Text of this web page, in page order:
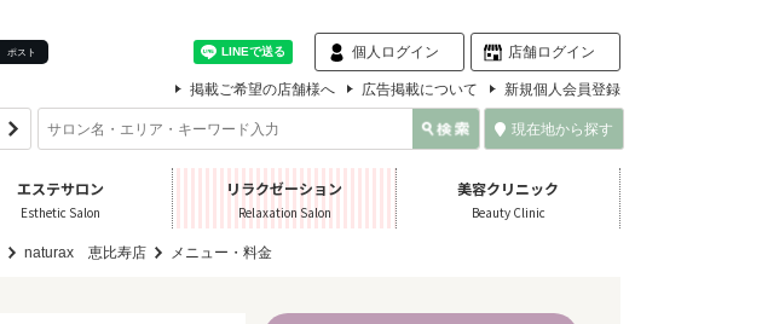
ポスト 個人ログイン 店舗ログイン
掲載ご希望の店舗様へ 広告掲載について 新規個人会員登録
現在地から探す
エステサロン
Esthetic Salon
リラクゼーション
Relaxation Salon
美容クリニック
Beauty Clinic
naturax 恵比寿店 メニュー・料金